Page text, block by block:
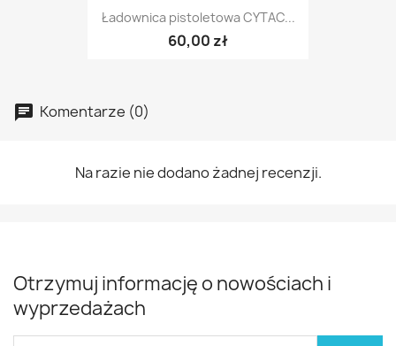
Ładownica pistoletowa CYTAC...
60,00 zł
Komentarze (0)
Na razie nie dodano żadnej recenzji.
Otrzymuj informację o nowościach i
wyprzedażach